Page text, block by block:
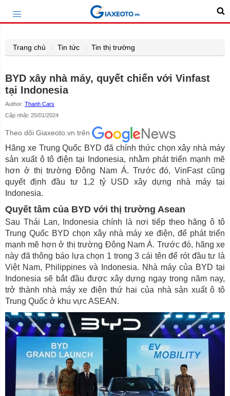
Trang chủ Tin tức Tin thị trường
BYD xây nhà máy, quyết chiến với Vinfast
tại Indonesia
Author: Thanh Cars
Cập nhật: 25/01/2024
Theo dõi Giaxeoto.vn trên
Hãng xe Trung Quốc BYD đã chính thức chọn xây nhà máy
sản xuất ô tô điện tại Indonesia, nhằm phát triển mạnh mẽ
hơn ở thị trường Đông Nam Á. Trước đó, VinFast cũng
quyết định đầu tư 1,2 tỷ USD xây dựng nhà máy tại
Indonesia.
Quyết tâm của BYD với thị trường Asean
Sau Thái Lan, Indonesia chính là nơi tiếp theo hãng ô tô
Trung Quốc BYD chọn xây nhà máy xe điện, để phát triển
mạnh mẽ hơn ở thị trường Đông Nam Á. Trước đó, hãng xe
này đã thông báo lựa chọn 1 trong 3 cái tên để rót đầu tư là
Việt Nam, Philippines và Indonesia. Nhà máy của BYD tại
Indonesia sẽ bắt đầu được xây dựng ngay trong năm nay,
trở thành nhà máy xe điện thứ hai của nhà sản xuất ô tô
Trung Quốc ở khu vực ASEAN.